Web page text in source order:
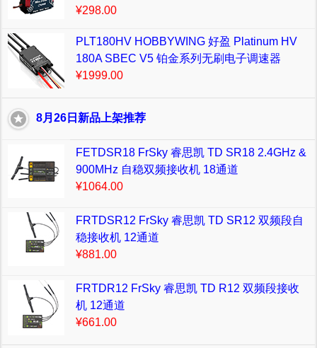
¥298.00
PLT180HV HOBBYWING 好盈 Platinum HV
180A SBEC V5 铂金系列无刷电子调速器
¥1999.00
8月26日新品上架推荐
FETDSR18 FrSky 睿思凯 TD SR18 2.4GHz &
900MHz 自稳双频接收机 18通道
¥1064.00
FRTDSR12 FrSky 睿思凯 TD SR12 双频段自
稳接收机 12通道
¥881.00
FRTDR12 FrSky 睿思凯 TD R12 双频段接收
机 12通道
¥661.00